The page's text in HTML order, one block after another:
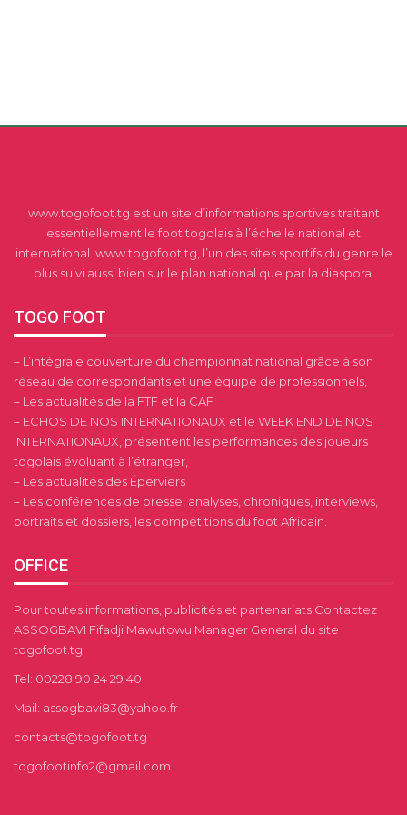
www.togofoot.tg est un site d’informations sportives traitant
essentiellement le foot togolais à l’échelle national et
international. www.togofoot.tg, l’un des sites sportifs du genre le
plus suivi aussi bien sur le plan national que par la diaspora.
TOGO FOOT
– L’intégrale couverture du championnat national grâce à son
réseau de correspondants et une équipe de professionnels,
– Les actualités de la FTF et la CAF
– ECHOS DE NOS INTERNATIONAUX et le WEEK END DE NOS
INTERNATIONAUX, présentent les performances des joueurs
togolais évoluant à l’étranger,
– Les actualités des Éperviers
– Les conférences de presse, analyses, chroniques, interviews,
portraits et dossiers, les compétitions du foot Africain.
OFFICE
Pour toutes informations, publicités et partenariats Contactez
ASSOGBAVI Fifadji Mawutowu Manager General du site
togofoot.tg
Tel: 00228 90 24 29 40
Mail: assogbavi83@yahoo.fr
contacts@togofoot.tg
togofootinfo2@gmail.com